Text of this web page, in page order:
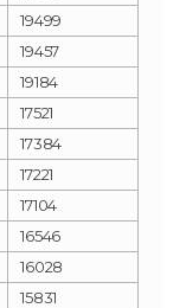
19499
19457
19184
17521
17384
17221
17104
16546
16028
15831